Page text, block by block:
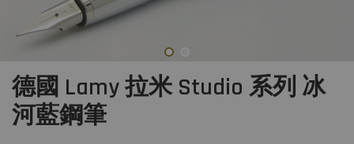
德國 Lamy 拉米 Studio 系列 冰
河藍鋼筆